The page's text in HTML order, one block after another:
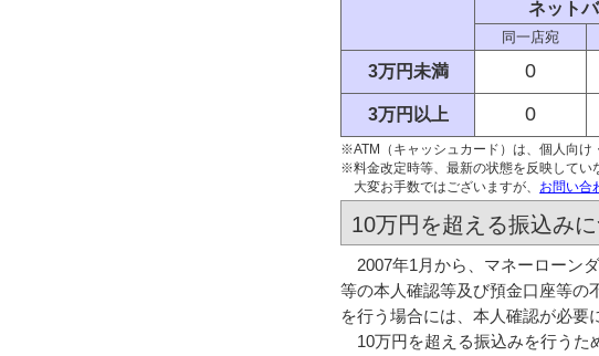
ネット
同一店宛
3万円未満 0
3万円以上 0
※ATM（キャッシュカード）は、個人向け
※料金改定時等、最新の状態を反映してい
大変お手数ではございますが、 お問い合
10万円を超える振込み
2007年1月から、マネーローン
等の本人確認等及び預金口座等の
を行う場合には、本人確認が必要
10万円を超える振込みを行うた